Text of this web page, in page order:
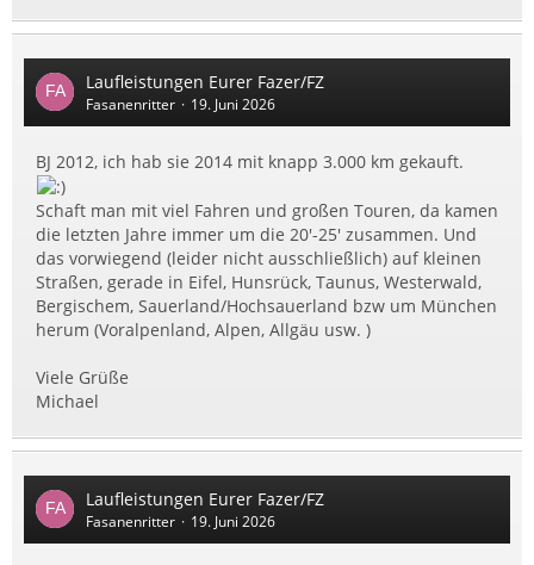
Laufleistungen Eurer Fazer/FZ
Fasanenritter 19. Juni 2026
BJ 2012, ich hab sie 2014 mit knapp 3.000 km gekauft.
Schaft man mit viel Fahren und großen Touren, da kamen
die letzten Jahre immer um die 20'-25' zusammen. Und
das vorwiegend (leider nicht ausschließlich) auf kleinen
Straßen, gerade in Eifel, Hunsrück, Taunus, Westerwald,
Bergischem, Sauerland/Hochsauerland bzw um München
herum (Voralpenland, Alpen, Allgäu usw. )
Viele Grüße
Michael
Laufleistungen Eurer Fazer/FZ
Fasanenritter 19. Juni 2026